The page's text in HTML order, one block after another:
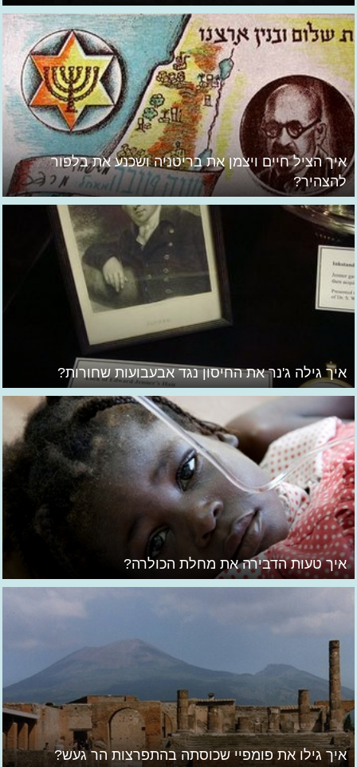
איך הציל חיים ויצמן את בריטניה ושכנע את בלפור
להצהיר?
איך גילה ג'נר את החיסון נגד אבעבועות שחורות?
איך טעות הדבירה את מחלת הכולרה?
איך גילו את פומפיי שכוסתה בהתפרצות הר געש?